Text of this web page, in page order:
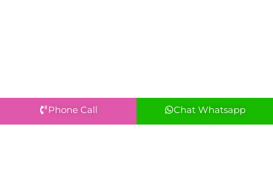
Phone Call Chat Whatsapp